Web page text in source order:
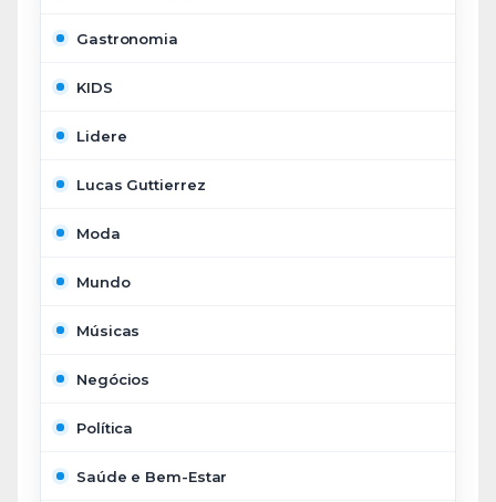
Gastronomia
KIDS
Lidere
Lucas Guttierrez
Moda
Mundo
Músicas
Negócios
Política
Saúde e Bem-Estar